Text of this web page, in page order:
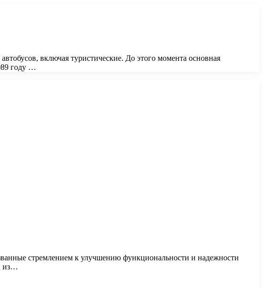
включая туристические. До этого момента основная
году …
стремлением к улучшению функциональности и надежности
из…